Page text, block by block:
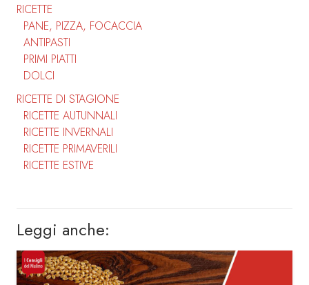
RICETTE
PANE, PIZZA, FOCACCIA
ANTIPASTI
PRIMI PIATTI
DOLCI
RICETTE DI STAGIONE
RICETTE AUTUNNALI
RICETTE INVERNALI
RICETTE PRIMAVERILI
RICETTE ESTIVE
Leggi anche: